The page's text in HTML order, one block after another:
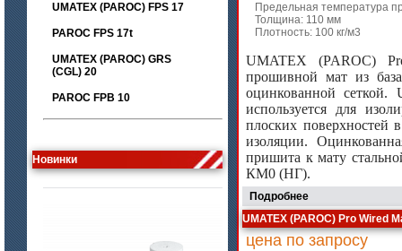
UMATEX (PAROC) FPS 17
PAROC FPS 17t
UMATEX (PAROC) GRS
(CGL) 20
PAROC FPB 10
Новинки
Предельная температура
Толщина: 110 мм
Плотность: 100 кг/м3
UMATEX (PAROC)
прошивной мат из
оцинкованной
используется для
плоских поверхностей
изоляции.
пришита к мату
КМ0 (НГ).
Подробнее
UMATEX (PAROC) Pro Wired
цена по запросу